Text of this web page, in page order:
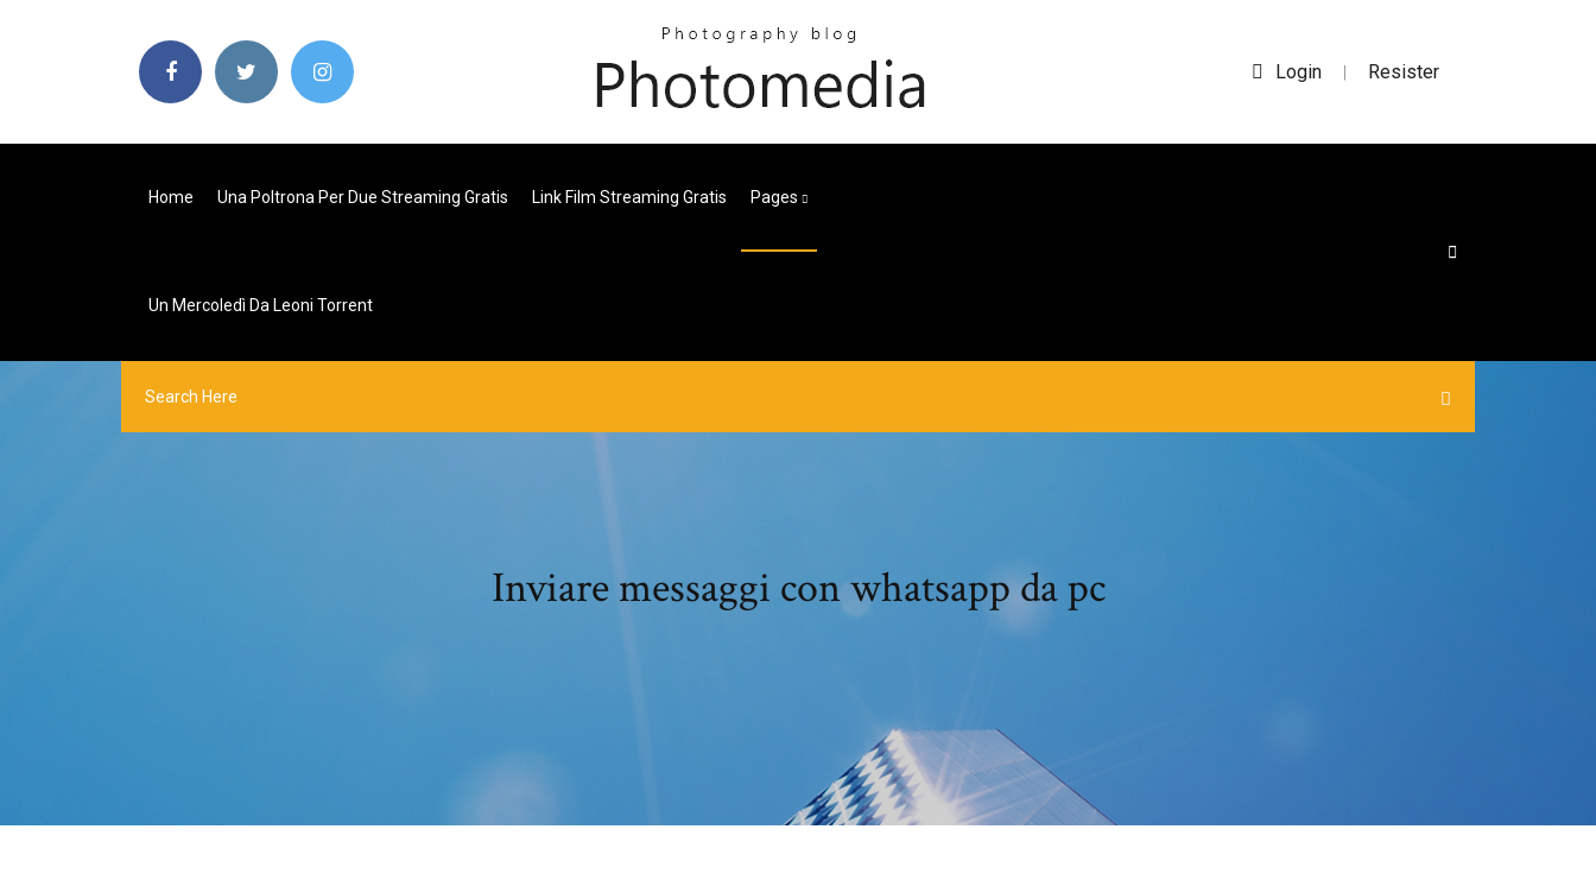
Login | Resister
Home Una Poltrona Per Due Streaming Gratis Link Film Streaming Gratis Pages
Un Mercoledì Da Leoni Torrent
Inviare messaggi con whatsapp da pc